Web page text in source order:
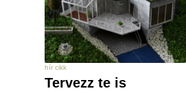
hír cikk
Tervezz te is